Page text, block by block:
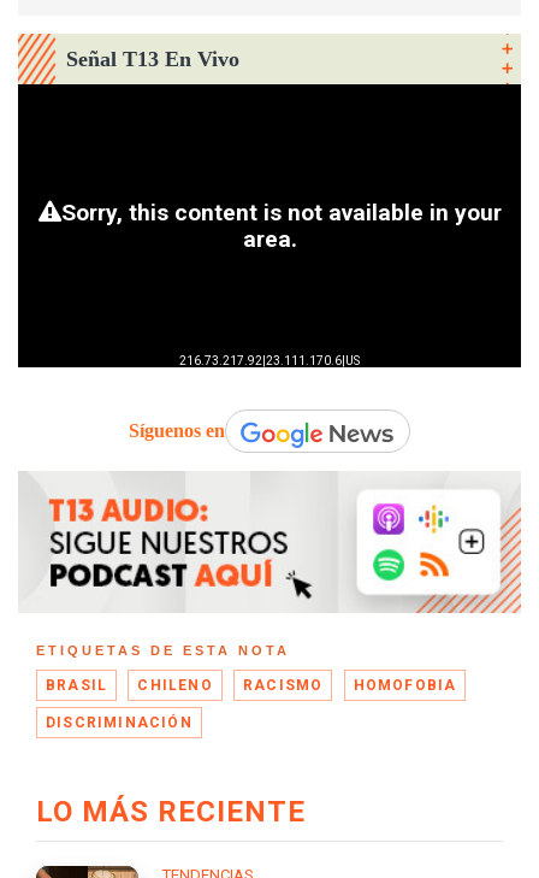
Señal T13 En Vivo
Síguenos en
ETIQUETAS DE ESTA NOTA
BRASIL CHILENO RACISMO HOMOFOBIA
DISCRIMINACIÓN
LO MÁS RECIENTE